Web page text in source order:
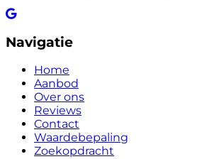
Navigatie
Home
Aanbod
Over ons
Reviews
Contact
Waardebepaling
Zoekopdracht